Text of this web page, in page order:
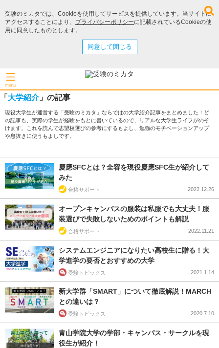
受験のミカタでは、Cookieを使用してサービスを提供しています。当サイトに
アクセスすることにより、 プライバシーポリシーに記載されているCookieの使
用に同意したものとします。
同意して閉じる
「 大学紹介」の記事
現役大学生が運営する「受験のミカタ」ならではの大学紹介記事をまとめました！ど
の記事も、実際の学生が経験をもとに書いているので、リアルな大学生ライフがのぞ
けます。これを読んで志望校選びの参考にするもよし、勉強のモチベーションアップ
や息抜きに使うもよしです。
慶應SFCとは？全容を現役慶應SFC生が紹介して
みた
合格サポート 2022.12.26
オープンキャンパスの服装は私服でも大丈夫！服
装選びで失敗しないためのポイントも解説
合格サポート 2022.11.21
システムエンジニアになりたい高校生に贈る！大
学進学の要否とおすすめの大学
受験トピックス 2021.1.14
新大学群「SMART」について徹底解説！MARCH
との違いは？
受験トピックス 2020.7.10
青山学院大学の学部・キャンパス・サークルを現
役生が紹介！